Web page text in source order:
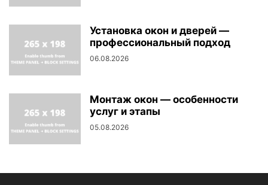
Установка окон и дверей —
профессиональный подход
06.08.2026
Монтаж окон — особенности
услуг и этапы
05.08.2026